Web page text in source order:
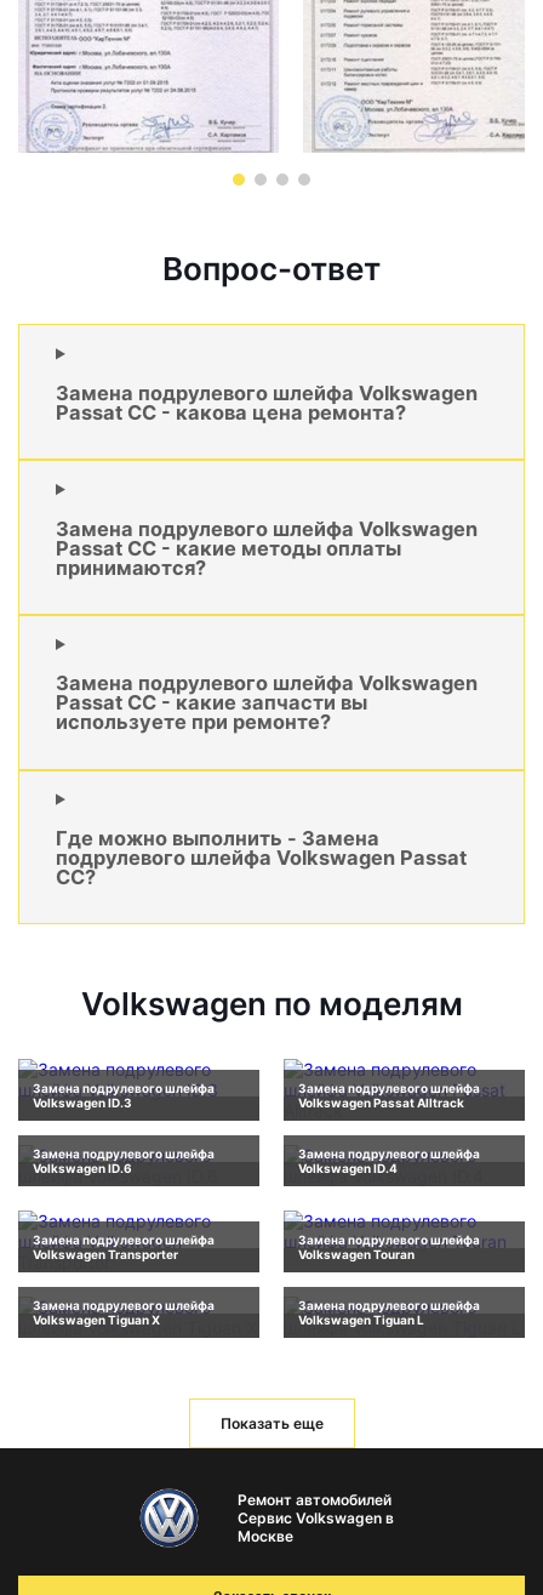
Вопрос-ответ
Замена подрулевого шлейфа Volkswagen
Passat CC - какова цена ремонта?
Замена подрулевого шлейфа Volkswagen
Passat CC - какие методы оплаты
принимаются?
Замена подрулевого шлейфа Volkswagen
Passat CC - какие запчасти вы
используете при ремонте?
Где можно выполнить - Замена
подрулевого шлейфа Volkswagen Passat
CC?
Volkswagen по моделям
Замена подрулевого шлейфа
Volkswagen ID.3
Замена подрулевого шлейфа
Volkswagen Passat Alltrack
Замена подрулевого шлейфа
Volkswagen ID.6
Замена подрулевого шлейфа
Volkswagen ID.4
Замена подрулевого шлейфа
Volkswagen Transporter
Замена подрулевого шлейфа
Volkswagen Touran
Замена подрулевого шлейфа
Volkswagen Tiguan X
Замена подрулевого шлейфа
Volkswagen Tiguan L
Показать еще
Ремонт автомобилей
Сервис Volkswagen в
Москве